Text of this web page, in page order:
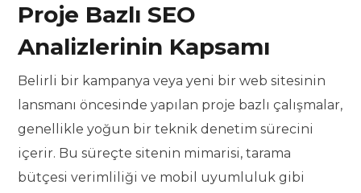
Proje Bazlı SEO
Analizlerinin Kapsamı
Belirli bir kampanya veya yeni bir web sitesinin
lansmanı öncesinde yapılan proje bazlı çalışmalar,
genellikle yoğun bir teknik denetim sürecini
içerir. Bu süreçte sitenin mimarisi, tarama
bütçesi verimliliği ve mobil uyumluluk gibi